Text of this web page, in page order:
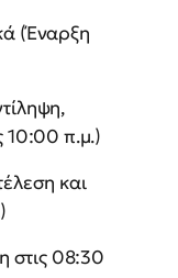
(Έναρξη
10:00 π.μ.)
και
στις 08:30